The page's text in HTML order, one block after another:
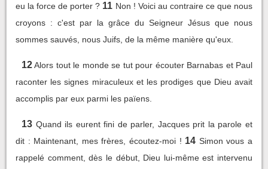
eu la force de porter ? 11 Non ! Voici au contraire ce que nous
croyons : c'est par la grâce du Seigneur Jésus que nous
sommes sauvés, nous Juifs, de la même manière qu'eux.
12 Alors tout le monde se tut pour écouter Barnabas et Paul
raconter les signes miraculeux et les prodiges que Dieu avait
accomplis par eux parmi les païens.
13 Quand ils eurent fini de parler, Jacques prit la parole et
dit : Maintenant, mes frères, écoutez-moi ! 14 Simon vous a
rappelé comment, dès le début, Dieu lui-même est intervenu